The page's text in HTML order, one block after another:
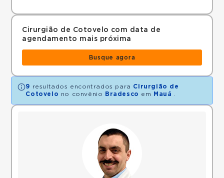
Cirurgião de Cotovelo com data de
agendamento mais próxima
Busque agora
9 resultados encontrados para Cirurgião de
Cotovelo no convênio Bradesco em Mauá